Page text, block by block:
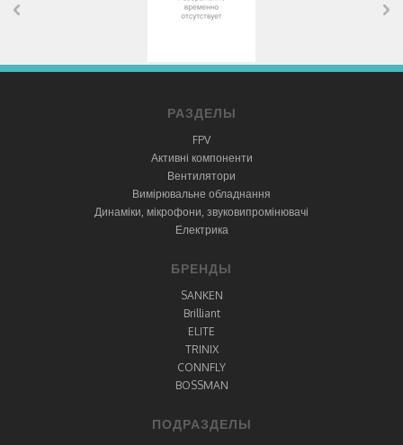
РАЗДЕЛЫ
FPV
Активні компоненти
Вентилятори
Вимірювальне обладнання
Динаміки, мікрофони, звуковипромінювачі
Електрика
БРЕНДЫ
SANKEN
Brilliant
ELITE
TRINIX
CONNFLY
BOSSMAN
ПОДРАЗДЕЛЫ